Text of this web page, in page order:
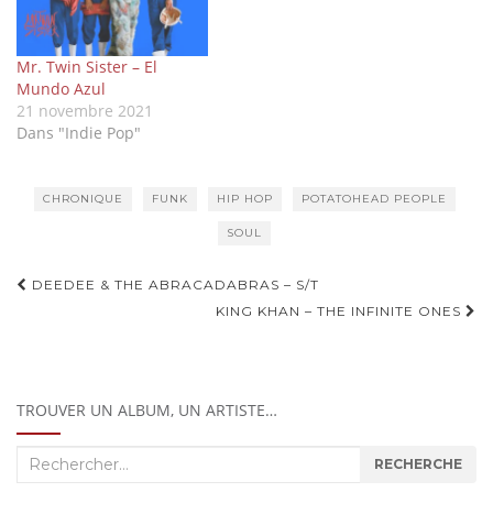
Mr. Twin Sister – El
Mundo Azul
21 novembre 2021
Dans "Indie Pop"
CHRONIQUE FUNK HIP HOP POTATOHEAD PEOPLE
SOUL
Navigation
DEEDEE & THE ABRACADABRAS – S/T
KING KHAN – THE INFINITE ONES
TROUVER UN ALBUM, UN ARTISTE…
Recherche
RECHERCHE